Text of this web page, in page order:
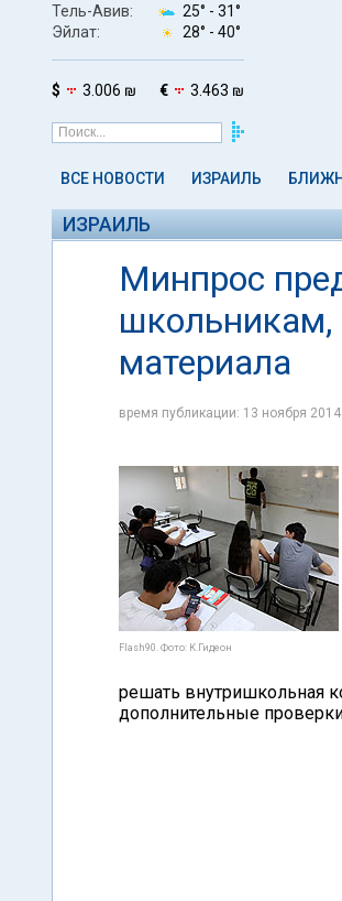
Тель-Авив:
25° - 31°
Эйлат:
28° - 40°
$ 3.006 ₪ € 3.463 ₪
ВСЕ НОВОСТИ ИЗРАИЛЬ
ИЗРАИЛЬ
Минпрос
школьникам,
материала
время публикации: 13 ноября
Flash90. Фото: К.Гидеон
решать внутришкольная
дополнительные